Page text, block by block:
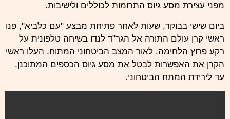
מפני עצירת מסע גיוס התרומות לכוללים ולישיבות.
ביום שישי בבוקר, שעות לאחר פתיחת מבצע "עם כלביא", פנו
ראשי קרן עולם התורה אל הגר"ד לנדו בשיחה טלפונית על
רקע פרוץ הלחימה. לאור המצב הביטחוני המתוח, העלו ראשי
הקרן את האפשרות לבטל את מסע גיוס הכספים המתוכנן,
עד לירידת המתח הביטחוני.